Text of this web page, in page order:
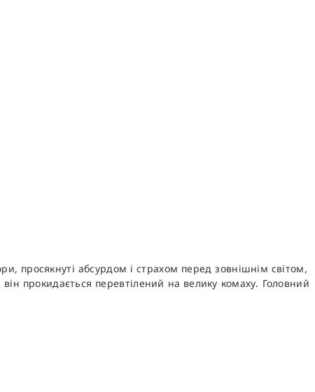
просякнуті абсурдом і страхом перед зовнішнім світом,
прокидається перевтілений на велику комаху. Головний